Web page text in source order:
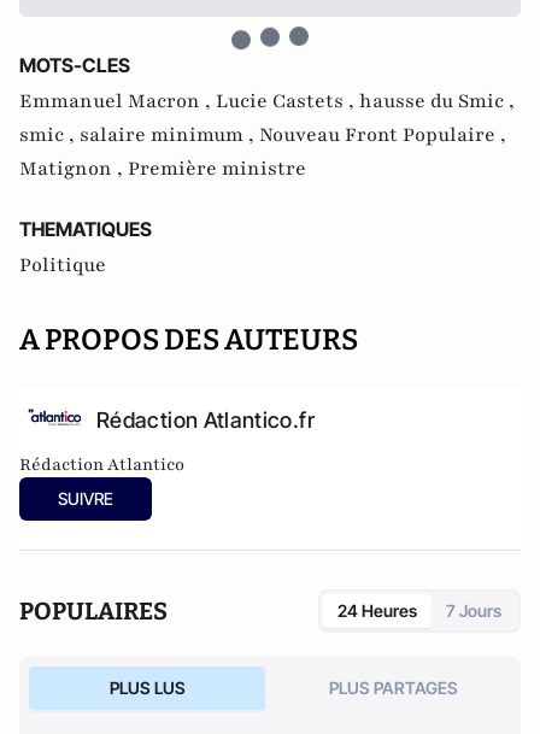
MOTS-CLES
Emmanuel Macron , Lucie Castets , hausse du Smic ,
smic , salaire minimum , Nouveau Front Populaire ,
Matignon , Première ministre
THEMATIQUES
Politique
A PROPOS DES AUTEURS
Rédaction Atlantico.fr
Rédaction Atlantico
SUIVRE
POPULAIRES 24 Heures 7 Jours
PLUS LUS PLUS PARTAGES